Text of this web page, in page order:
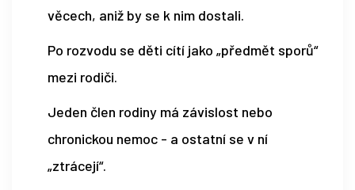
věcech, aniž by se k nim dostali.
Po rozvodu se děti cítí jako „předmět sporů“
mezi rodiči.
Jeden člen rodiny má závislost nebo
chronickou nemoc - a ostatní se v ní
„ztrácejí“.